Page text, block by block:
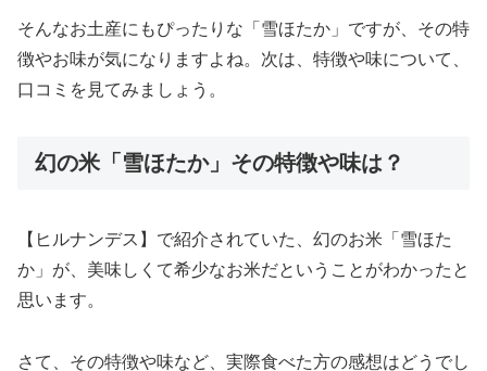
そんなお土産にもぴったりな「雪ほたか」ですが、その特
徴やお味が気になりますよね。次は、特徴や味について、
口コミを見てみましょう。
幻の米「雪ほたか」その特徴や味は？
【ヒルナンデス】で紹介されていた、幻のお米「雪ほた
か」が、美味しくて希少なお米だということがわかったと
思います。
さて、その特徴や味など、実際食べた方の感想はどうでし